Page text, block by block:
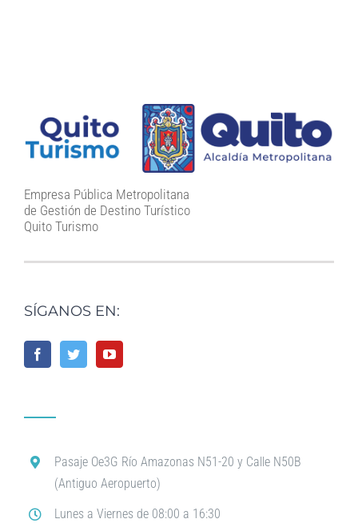
Empresa Pública Metropolitana
de Gestión de Destino Turístico
Quito Turismo
SÍGANOS EN:
Pasaje Oe3G Río Amazonas N51-20 y Calle N50B
(Antiguo Aeropuerto)
Lunes a Viernes de 08:00 a 16:30